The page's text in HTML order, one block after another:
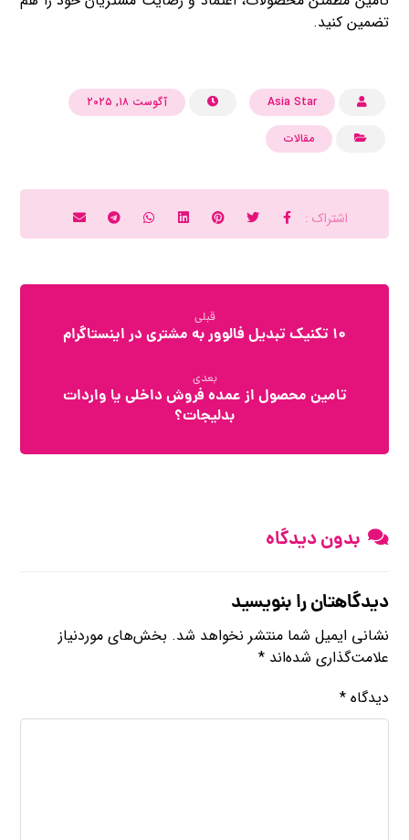
تضمین کنید.
Asia Star آگوست ۱۸, ۲۰۲۵
مقالات
قبلی
10 تکنیک تبدیل فالوور به مشتری در اینستاگرام
بعدی
تامین محصول از عمده فروش داخلی یا واردات
بدلیجات؟
بدون دیدگاه
دیدگاهتان را بنویسید
نشانی ایمیل شما منتشر نخواهد شد. بخش‌های موردنیاز
علامت‌گذاری شده‌اند*
دیدگاه*